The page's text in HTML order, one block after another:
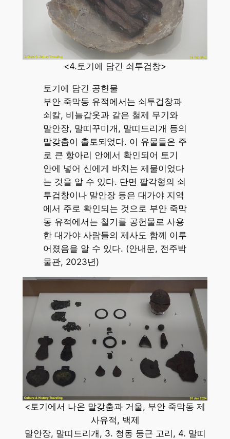
<4.토기에 담긴 쇠투겁창>
토기에 담긴 공헌물
부안 죽막동 유적에서는 쇠투겁창과
쇠칼, 비늘갑옷과 같은 철제 무기와
말안장, 말띠꾸미개, 말띠드리개 등의
말갖춤이 출토되었다. 이 유물들은 주
로 큰 항아리 안에서 확인되어 토기
안에 넣어 신에게 바치는 제물이었다
는 것을 알 수 있다. 단면 팔각형의 쇠
투겁창이나 말안장 등은 대가야 지역
에서 주로 확인되는 것으로 부안 죽막
동 유적에서는 철기를 공헌물로 사용
한 대가야 사람들의 제사도 함께 이루
어졌음을 알 수 있다. (안내문, 전주박
물관, 2023년)
<토기에서 나온 말갖춤과 거울, 부안 죽막동 제
사유적, 백제
말안장, 말띠드리개, 3. 청동 둥근 고리, 4. 말띠